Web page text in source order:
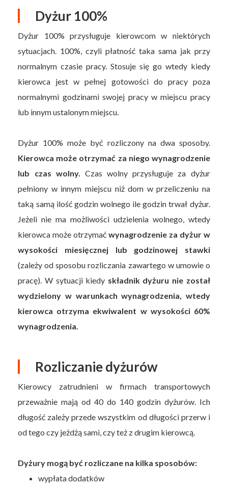
Dyżur 100%
Dyżur 100% przysługuje kierowcom w niektórych
sytuacjach. 100%, czyli płatność taka sama jak przy
normalnym czasie pracy. Stosuje się go wtedy kiedy
kierowca jest w pełnej gotowości do pracy poza
normalnymi godzinami swojej pracy w miejscu pracy
lub innym ustalonym miejscu.
Dyżur 100% może być rozliczony na dwa sposoby.
Kierowca może otrzymać za niego wynagrodzenie
lub czas wolny.
Czas wolny przysługuje za dyżur
pełniony w innym miejscu niż dom w przeliczeniu na
taką samą ilość godzin wolnego ile godzin trwał dyżur.
Jeżeli nie ma możliwości udzielenia wolnego, wtedy
kierowca może otrzymać wynagrodzenie za dyżur w
wysokości miesięcznej lub godzinowej stawki
(zależy od sposobu rozliczania zawartego w umowie o
pracę). W sytuacji kiedy składnik dyżuru nie został
wydzielony w warunkach wynagrodzenia, wtedy
kierowca otrzyma ekwiwalent w wysokości 60%
wynagrodzenia.
Rozliczanie dyżurów
Kierowcy zatrudnieni w firmach transportowych
przeważnie mają od 40 do 140 godzin dyżurów. Ich
długość zależy przede wszystkim od długości przerw i
od tego czy jeżdżą sami, czy też z drugim kierowcą.
Dyżury mogą być rozliczane na kilka sposobów:
wypłata dodatków